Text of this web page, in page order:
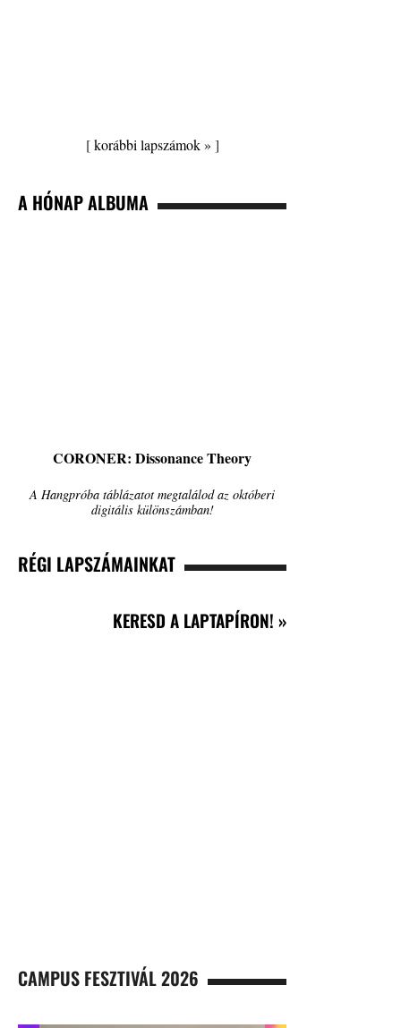
[korábbi lapszámok » ]
A HÓNAP ALBUMA
CORONER: Dissonance Theory
A Hangpróba táblázatot megtalálod az októberi
digitális különszámban!
RÉGI LAPSZÁMAINKAT
KERESD A LAPTAPÍRON! »
CAMPUS FESZTIVÁL 2026